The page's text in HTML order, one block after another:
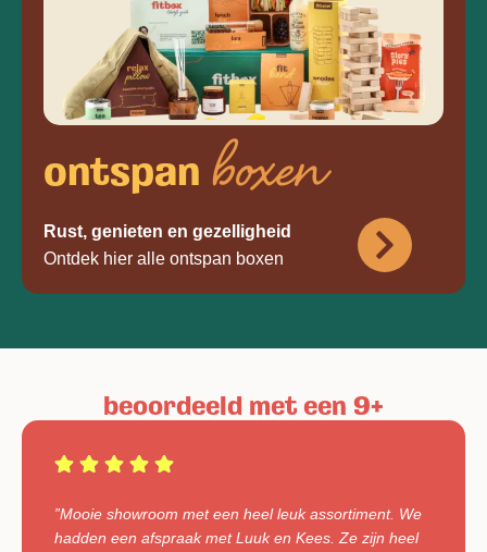
ontspan boxen
Rust, genieten en gezelligheid
Ontdek hier alle ontspan boxen
beoordeeld met een 9+
”Mooie showroom met een heel leuk assortiment. We
hadden een afspraak met Luuk en Kees. Ze zijn heel